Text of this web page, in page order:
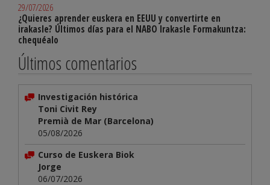
29/07/2026
¿Quieres aprender euskera en EEUU y convertirte en
irakasle? Últimos días para el NABO Irakasle Formakuntza:
chequéalo
Últimos comentarios
Investigación histórica
Toni Civit Rey
Premià de Mar (Barcelona)
05/08/2026
Curso de Euskera Biok
Jorge
06/07/2026